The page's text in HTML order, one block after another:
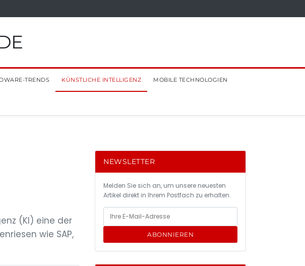
TRENDS KÜNSTLICHE INTELLIGENZ MOBILE TECHNOLOGIEN
(KI) eine der
wie SAP,
NEWSLETTER
Melden Sie sich an, um unsere neuesten
Artikel direkt in Ihrem Postfach zu erhalten.
ABONNIEREN